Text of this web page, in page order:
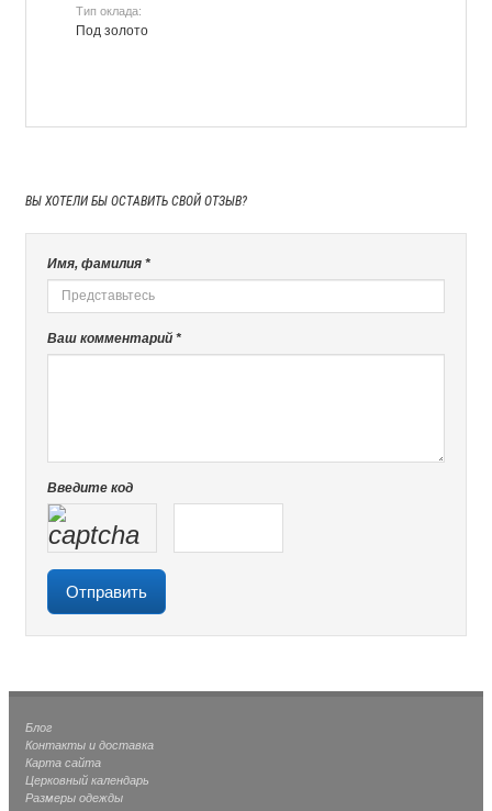
Тип оклада:
Под золото
ВЫ ХОТЕЛИ БЫ ОСТАВИТЬ СВОЙ ОТЗЫВ?
Имя, фамилия *
Ваш комментарий *
Введите код
Блог
Контакты и доставка
Карта сайта
Церковный календарь
Размеры одежды